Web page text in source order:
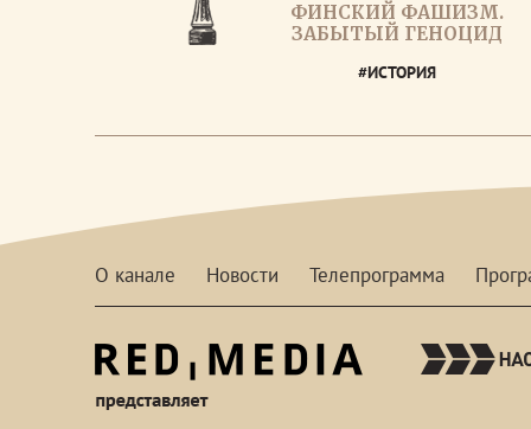
ФИНСКИЙ ФАШИЗМ.
ЗАБЫТЫЙ ГЕНОЦИД
#ИСТОРИЯ
О канале Новости Телепрограмма